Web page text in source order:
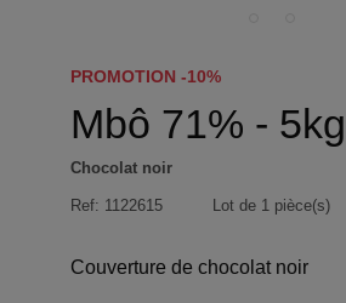
PROMOTION -10%
Mbô 71% - 5kg
Chocolat noir
Ref: 1122615 Lot de 1 pièce(s)
Couverture de chocolat noir